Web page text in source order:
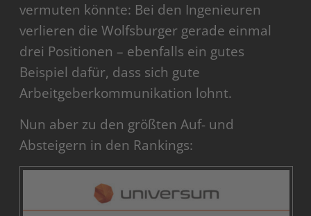
vermuten könnte: Bei den Ingenieuren
verlieren die Wolfsburger gerade einmal
drei Positionen – ebenfalls ein gutes
Beispiel dafür, dass sich gute
Arbeitgeberkommunikation lohnt.
Nun aber zu den größten Auf- und
Absteigern in den Rankings: